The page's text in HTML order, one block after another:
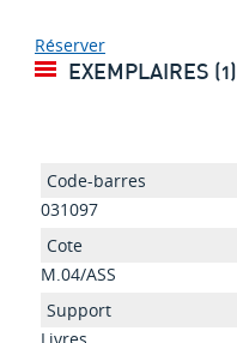
Réserver
EXEMPLAIRES (1)
031097
M.04/ASS